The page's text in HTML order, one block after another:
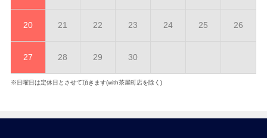
20 21 22 23 24 25 26
27 28 29 30
※日曜日は定休日とさせて頂きます(with茶屋町店を除く)